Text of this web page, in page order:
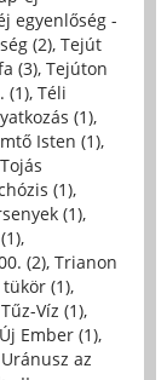
egyenlőség -
(2), Tejút
(3), Tejúton
(1), Téli
(1),
Isten (1),
Tojás
(1),
(1),
,
(2), Trianon
tükör (1),
Tűz-Víz (1),
Új Ember (1),
Uránusz az